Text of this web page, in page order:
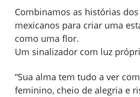
Combinamos as histórias
mexicanos para criar uma
como uma flor.
Um sinalizador com luz
“Sua alma tem tudo a ver
feminino, cheio de alegria e